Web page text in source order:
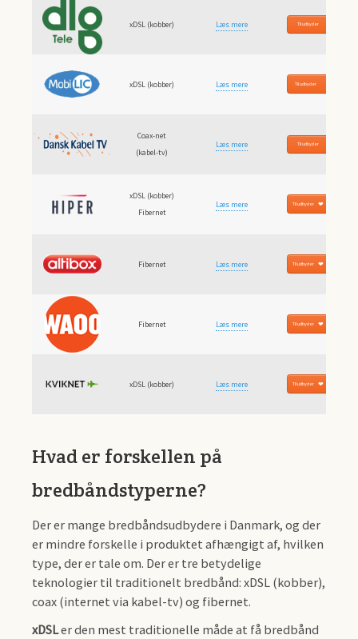
xDSL (kobber) Læs mere Til udbyder
xDSL (kobber) Læs mere Til udbyder
Coax-net
(kabel-tv)
Læs mere Til udbyder
xDSL (kobber)
Fibernet
Læs mere Til udbyder
Fibernet Læs mere Til udbyder
Fibernet Læs mere Til udbyder
xDSL (kobber) Læs mere Til udbyder
Hvad er forskellen på
bredbåndstyperne?
Der er mange bredbåndsudbydere i Danmark, og der
er mindre forskelle i produktet afhængigt af, hvilken
type, der er tale om. Der er tre betydelige
teknologier til traditionelt bredbånd: xDSL (kobber),
coax (internet via kabel-tv) og fibernet.
xDSLer den mest traditionelle måde at få bredbånd